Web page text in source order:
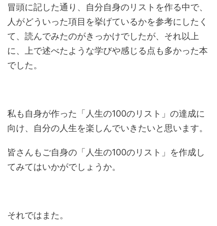
冒頭に記した通り、自分自身のリストを作る中で、
人がどういった項目を挙げているかを参考にしたく
て、読んでみたのがきっかけでしたが、それ以上
に、上で述べたような学びや感じる点も多かった本
でした。
私も自身が作った「人生の100のリスト」の達成に
向け、自分の人生を楽しんでいきたいと思います。
皆さんもご自身の「人生の100のリスト」を作成し
てみてはいかがでしょうか。
それではまた。